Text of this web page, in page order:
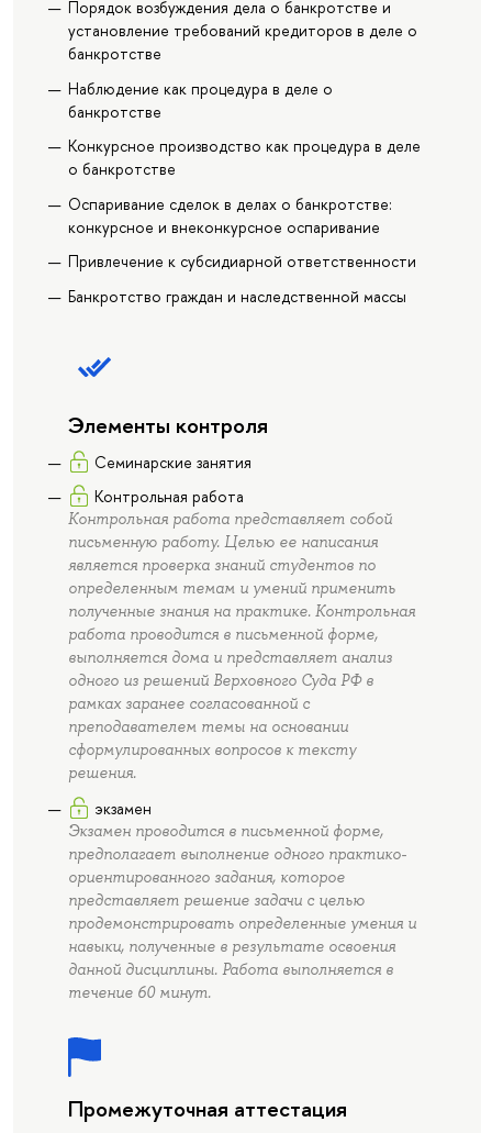
Порядок возбуждения дела о банкротстве и
установление требований кредиторов в деле о
банкротстве
Наблюдение как процедура в деле о
банкротстве
Конкурсное производство как процедура в деле
о банкротстве
Оспаривание сделок в делах о банкротстве:
конкурсное и внеконкурсное оспаривание
Привлечение к субсидиарной ответственности
Банкротство граждан и наследственной массы
Элементы контроля
Семинарские занятия
Контрольная работа
Контрольная работа представляет собой
письменную работу. Целью ее написания
является проверка знаний студентов по
определенным темам и умений применить
полученные знания на практике. Контрольная
работа проводится в письменной форме,
выполняется дома и представляет анализ
одного из решений Верховного Суда РФ в
рамках заранее согласованной с
преподавателем темы на основании
сформулированных вопросов к тексту
решения.
экзамен
Экзамен проводится в письменной форме,
предполагает выполнение одного практико-
ориентированного задания, которое
представляет решение задачи с целью
продемонстрировать определенные умения и
навыки, полученные в результате освоения
данной дисциплины. Работа выполняется в
течение 60 минут.
Промежуточная аттестация